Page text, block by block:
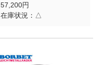
57,200円
在庫状況： △